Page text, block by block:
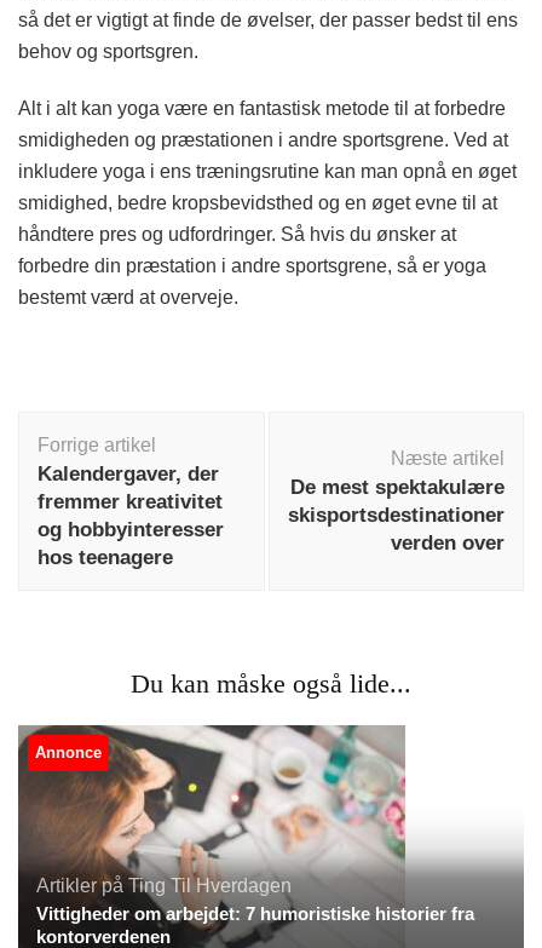
så det er vigtigt at finde de øvelser, der passer bedst til ens
behov og sportsgren.
Alt i alt kan yoga være en fantastisk metode til at forbedre
smidigheden og præstationen i andre sportsgrene. Ved at
inkludere yoga i ens træningsrutine kan man opnå en øget
smidighed, bedre kropsbevidsthed og en øget evne til at
håndtere pres og udfordringer. Så hvis du ønsker at
forbedre din præstation i andre sportsgrene, så er yoga
bestemt værd at overveje.
Forrige artikel
Kalendergaver, der
fremmer kreativitet
og hobbyinteresser
hos teenagere
Næste artikel
De mest spektakulære
skisportsdestinationer
verden over
Du kan måske også lide...
Annonce
Artikler på Ting Til Hverdagen
Vittigheder om arbejdet: 7 humoristiske historier fra
kontorverdenen